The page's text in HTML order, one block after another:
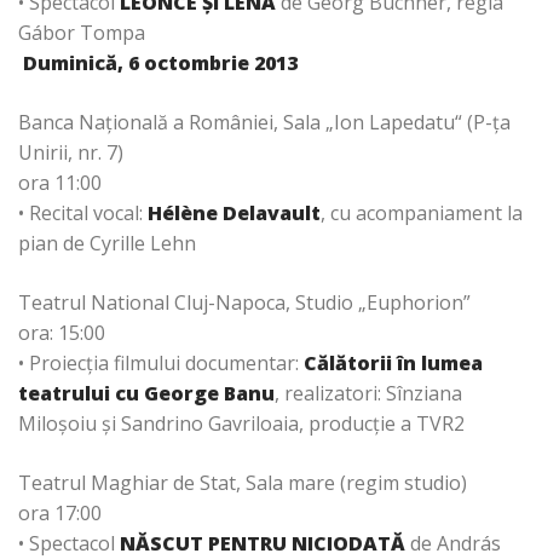
Gábor Tompa
Duminică, 6 octombrie 2013
Banca Naţională a României, Sala „Ion Lapedatu“ (P-ţa
Unirii, nr. 7)
ora 11:00
• Recital vocal: Hélène Delavault, cu acompaniament la
pian de Cyrille Lehn
Teatrul National Cluj-Napoca, Studio „Euphorion”
ora: 15:00
• Proiecţia filmului documentar: Călătorii în lumea
teatrului cu George Banu, realizatori: Sînziana
Miloşoiu şi Sandrino Gavriloaia, producţie a TVR2
Teatrul Maghiar de Stat, Sala mare (regim studio)
ora 17:00
• Spectacol NĂSCUT PENTRU NICIODATĂde András